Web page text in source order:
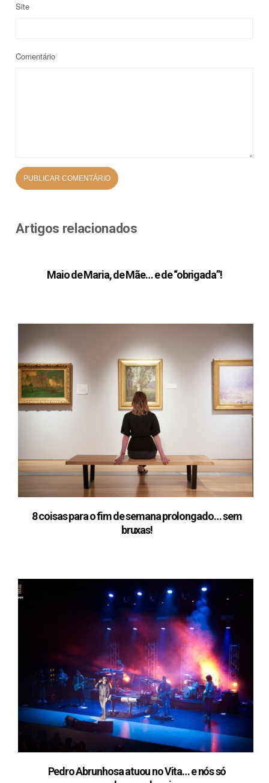
Site
Comentário
Artigos relacionados
Maio de Maria, de Mãe… e de “obrigada”!
8 coisas para o fim de semana prolongado… sem
bruxas!
Pedro Abrunhosa atuou no Vita… e nós só